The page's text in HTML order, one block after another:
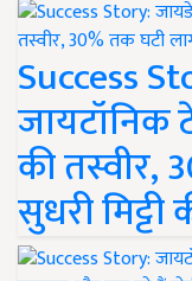
Success
जायटॉनिक
की तस्वीर,
सुधरी